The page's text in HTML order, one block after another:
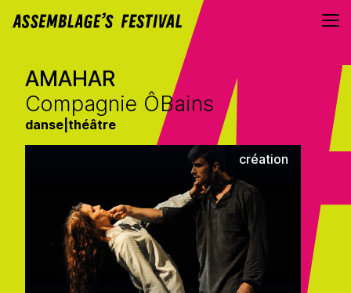
AMAHAR
Compagnie ÔBains
danse théâtre
création